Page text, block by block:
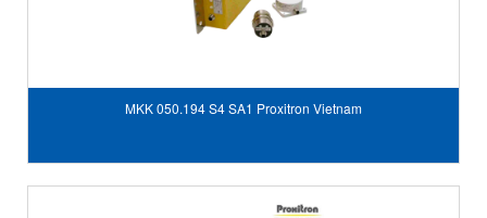
MKK 050.194 S4 SA1 Proxitron Vietnam